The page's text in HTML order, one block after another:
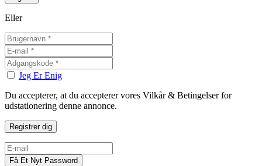
Eller
Jeg Er Enig
Du accepterer, at du accepterer vores Vilkår & Betingelser for
udstationering denne annonce.